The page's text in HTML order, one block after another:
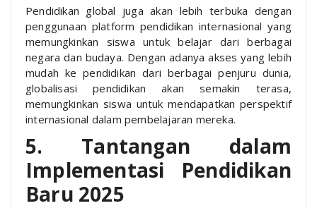
Pendidikan global juga akan lebih terbuka dengan
penggunaan platform pendidikan internasional yang
memungkinkan siswa untuk belajar dari berbagai
negara dan budaya. Dengan adanya akses yang lebih
mudah ke pendidikan dari berbagai penjuru dunia,
globalisasi pendidikan akan semakin terasa,
memungkinkan siswa untuk mendapatkan perspektif
internasional dalam pembelajaran mereka.
5. Tantangan dalam
Implementasi Pendidikan
Baru 2025